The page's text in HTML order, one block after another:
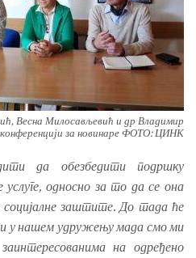
Весна Милосављевић и др Владимир
за новинаре ФОТО: ЦИНК
да обезбедити подршку
односно за то да се она
социјалне заштите. До тада ће
у нашем удружењу мада смо ми
на одређено